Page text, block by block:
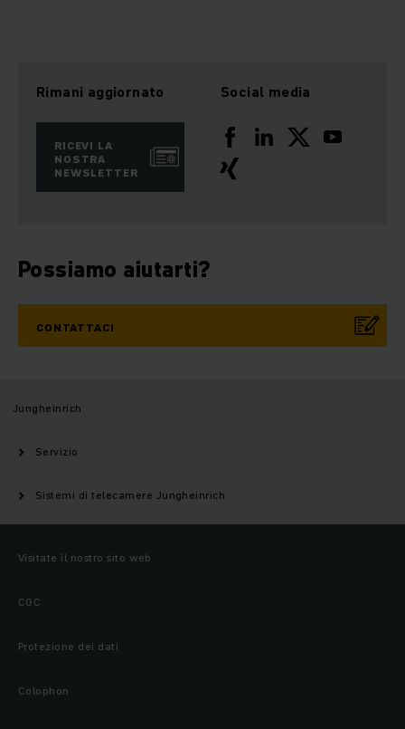
Rimani aggiornato
RICEVI LA
NOSTRA
NEWSLETTER
Social media
Possiamo aiutarti?
CONTATTACI
Jungheinrich
Servizio
Sistemi di telecamere Jungheinrich
Visitate il nostro sito web
CGC
Protezione dei dati
Colophon